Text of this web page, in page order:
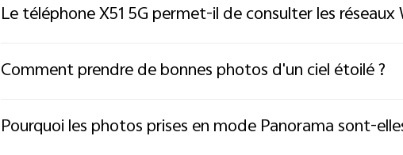
Le téléphone X51 5G permet-il de consulter les réseaux
Comment prendre de bonnes photos d'un ciel étoilé ?
Pourquoi les photos prises en mode Panorama sont-